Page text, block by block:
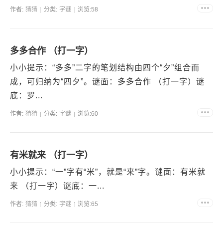
恨...
作者: 猜猜 分类: 字谜 浏览:58
多多合作 （打一字）
小小提示：“多多”二字的笔划结构由四个“夕”组合而
成，可归纳为“四夕”。谜面：多多合作 （打一字）谜
底：罗...
作者: 猜猜 分类: 字谜 浏览:60
有米就来 （打一字）
小小提示：“一”字有“米”，就是“来”字。谜面：有米就
来 （打一字）谜底：一...
作者: 猜猜 分类: 字谜 浏览:65